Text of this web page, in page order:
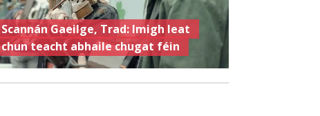
Scannán Gaeilge, Trad: Imigh leat
chun teacht abhaile chugat féin